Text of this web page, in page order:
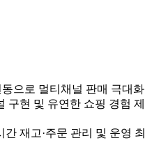
동으로 멀티채널 판매 극대화
구현 및 유연한 쇼핑 경험 제
재고·주문 관리 및 운영 최